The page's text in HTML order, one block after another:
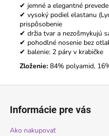
✔ jemné a elegantné
✔ vysoký podiel elastanu
prispôsobenie
✔ držia tvar a nezošmykujú
✔ pohodlné nosenie bez
✔ balenie: 2 páry v krabičke
Zloženie: 84% polyamid,
Informácie pre vás
Ako nakupovať